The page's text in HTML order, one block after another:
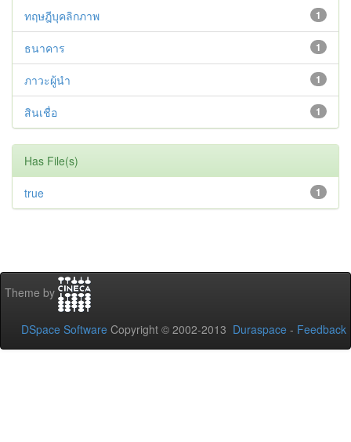
1
ทฤษฎีบุคลิกภาพ
1
ธนาคาร
1
ภาวะผู้นำ
1
สินเชื่อ
Has File(s)
1
true
Theme by
DSpace Software Copyright © 2002-2013 Duraspace - Feedback